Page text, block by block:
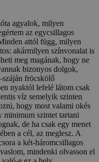
agyalok, milyen
az egycsillagos
attól függ, milyen
akármilyen színvonalat is
meg magának, hogy ne
bizonyos dolgok,
száján fröcskölő
nyaktól lefelé látom csak
víz semelyik szinten
hogy most valami okés
minimum szintet tartani
de ha csak egy menet
a cél, az meglesz. A
a két-háromcsillagos
mindenki olvasson el